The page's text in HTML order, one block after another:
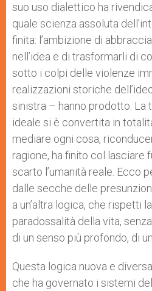
suo uso dialettico ha
quale scienza assoluta
finita: l’ambizione di
nell’idea e di trasformarli di
sotto i colpi delle violenze
realizzazioni storiche
sinistra – hanno prodotto. La
ideale si è convertita in
mediare ogni cosa,
ragione, ha finito col lasciare
scarto l’umanità reale. Ecco
dalle secche delle
a un’altra logica, che rispetti
paradossalità della vita,
di un senso più profondo, di
Questa logica nuova e
che ha governato i sistemi